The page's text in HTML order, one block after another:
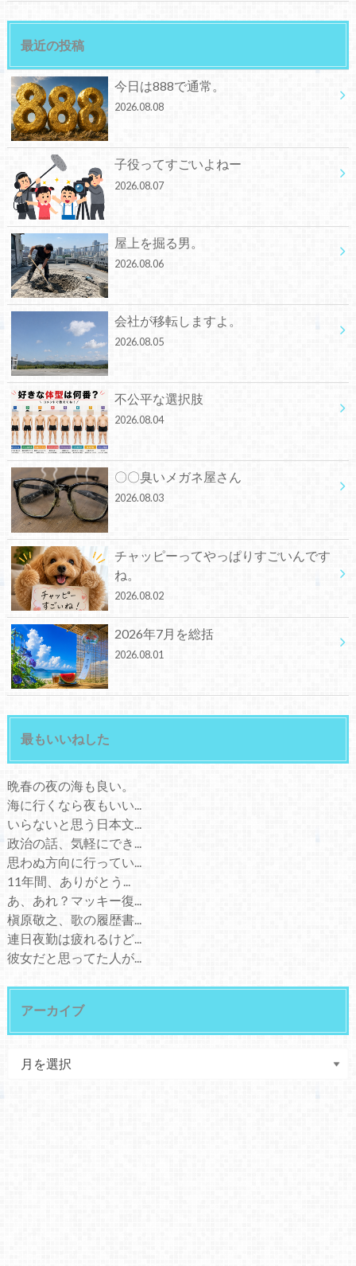
最近の投稿
今日は888で通常。
2026.08.08
子役ってすごいよねー
2026.08.07
屋上を掘る男。
2026.08.06
会社が移転しますよ。
2026.08.05
不公平な選択肢
2026.08.04
〇〇臭いメガネ屋さん
2026.08.03
チャッピーってやっぱりすごいんです
ね。
2026.08.02
2026年7月を総括
2026.08.01
最もいいねした
晩春の夜の海も良い。
海に行くなら夜もいい...
いらないと思う日本文...
政治の話、気軽にでき...
思わぬ方向に行ってい...
11年間、ありがとう...
あ、あれ？マッキー復...
槇原敬之、歌の履歴書...
連日夜勤は疲れるけど...
彼女だと思ってた人が...
アーカイブ